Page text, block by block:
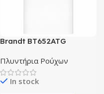
Εμπρόσθιας Φόρτωσης
Brandt BT652ATG
Φόρτωσης
Πλυντήρια Ρούχων
In stock